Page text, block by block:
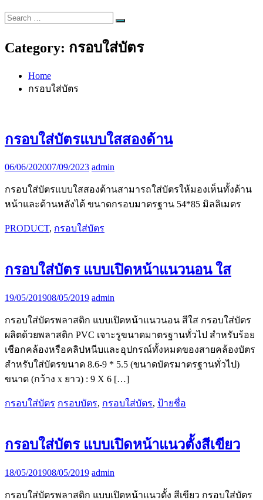
Search
for:
Search
Category: กรอบใส่บัตร
Home
กรอบใส่บัตร
กรอบใส่บัตรแบบใสสองด้าน
06/06/202007/09/2023 admin
กรอบใส่บัตรแบบใสสองด้านสามารถใส่บัตรให้มองเห็นทั้งด้าน
หน้าและด้านหลังได้ ขนาดกรอบมาตรฐาน 54*85 มิลลิเมตร
PRODUCT, กรอบใส่บัตร
กรอบใส่บัตร แบบเปิดหน้าแนวนอน ใส
19/05/201908/05/2019 admin
กรอบใส่บัตรพลาสติก แบบเปิดหน้าแนวนอน สีใส กรอบใส่บัตร
ผลิตด้วยพลาสติก PVC เจาะรูขนาดมาตรฐานทั่วไป สำหรับร้อย
เชือกคล้องหรือคลิปหนีบและอุปกรณ์ทั้งหมดของสายคล้องบัตร
สำหรับใส่บัตรขนาด 8.6-9 * 5.5 (ขนาดบัตรมาตรฐานทั่วไป)
ขนาด (กว้าง x ยาว) : 9 X 6 […]
กรอบใส่บัตร กรอบบัตร, กรอบใส่บัตร, ป้ายชื่อ
กรอบใส่บัตร แบบเปิดหน้าแนวตั้งสีเขียว
18/05/201908/05/2019 admin
กรอบใส่บัตรพลาสติก แบบเปิดหน้าแนวตั้ง สีเขียว กรอบใส่บัตร